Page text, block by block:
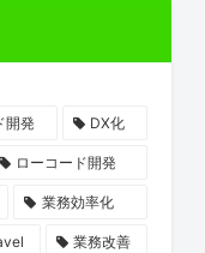
開発 DX化
ローコード開発
業務効率化
業務改善